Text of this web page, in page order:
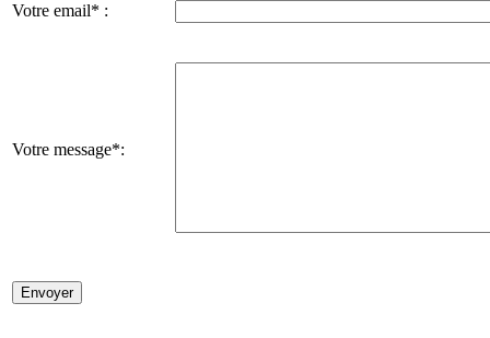
Votre email* :
Votre message*: